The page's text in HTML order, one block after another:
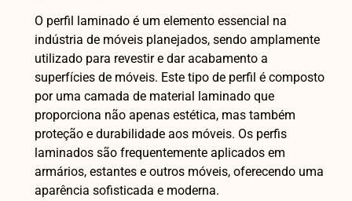
O perfil laminado é um elemento essencial na
indústria de móveis planejados, sendo amplamente
utilizado para revestir e dar acabamento a
superfícies de móveis. Este tipo de perfil é composto
por uma camada de material laminado que
proporciona não apenas estética, mas também
proteção e durabilidade aos móveis. Os perfis
laminados são frequentemente aplicados em
armários, estantes e outros móveis, oferecendo uma
aparência sofisticada e moderna.